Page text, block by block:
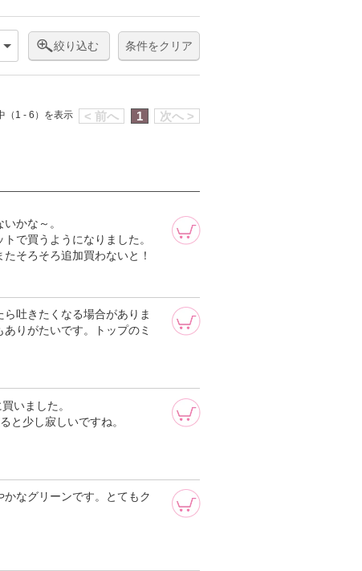
絞り込む 条件をクリア
< 前へ 1 次へ >
（1 - 6）を表示
かな～。
で買うようになりました。
そろそろ追加買わないと！
吐きたくなる場合がありま
りがたいです。トップのミ
いました。
と少し寂しいですね。
なグリーンです。とてもク